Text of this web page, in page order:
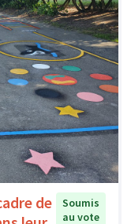
de
Soumis
au vote